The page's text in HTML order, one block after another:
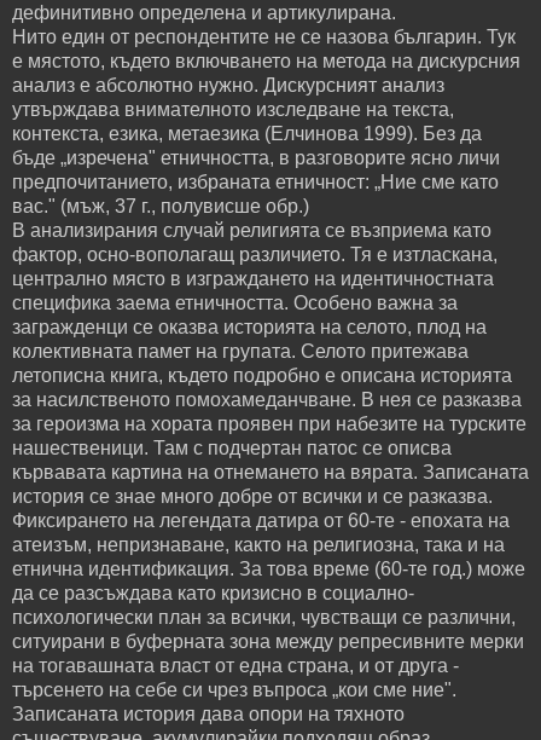
дефинитивно определена и артикулирана.
Нито един от респондентите не се назова българин. Тук
е мястото, където включването на метода на дискурсния
анализ е абсолютно нужно. Дискурсният анализ
утвърждава внимателното изследване на текста,
контекста, езика, метаезика (Елчинова 1999). Без да
бъде „изречена" етничността, в разговорите ясно личи
предпочитанието, избраната етничност: „Ние сме като
вас." (мъж, 37 г., полувисше обр.)
В анализирания случай религията се възприема като
фактор, осно-вополагащ различието. Тя е изтласкана,
централно място в изграждането на идентичностната
специфика заема етничността. Особено важна за
загражденци се оказва историята на селото, плод на
колективната памет на групата. Селото притежава
летописна книга, където подробно е описана историята
за насилственото помохамеданчване. В нея се разказва
за героизма на хората проявен при набезите на турските
нашественици. Там с подчертан патос се описва
кървавата картина на отнемането на вярата. Записаната
история се знае много добре от всички и се разказва.
Фиксирането на легендата датира от 60-те - епохата на
атеизъм, непризнаване, както на религиозна, така и на
етнична идентификация. За това време (60-те год.) може
да се разсъждава като кризисно в социално-
психологически план за всички, чувстващи се различни,
ситуирани в буферната зона между репресивните мерки
на тогавашната власт от една страна, и от друга -
търсенето на себе си чрез въпроса „кои сме ние".
Записаната история дава опори на тяхното